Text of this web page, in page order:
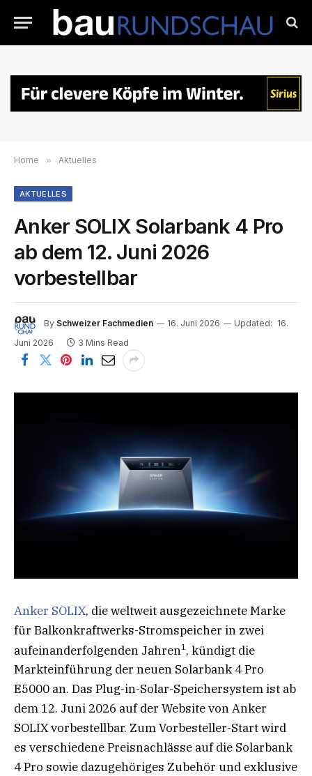
Home » Aktuelles
AKTUELLES
Anker SOLIX Solarbank 4 Pro
ab dem 12. Juni 2026
vorbestellbar
By Schweizer Fachmedien 16. Juni 2026 Updated: 16.
Juni 2026
3 Mins Read
Anker SOLIX, die weltweit ausgezeichnete Marke
für Balkonkraftwerks-Stromspeicher in zwei
aufeinanderfolgenden Jahren1 , kündigt die
Markteinführung der neuen Solarbank 4 Pro
E5000 an. Das Plug-in-Solar-Speichersystem ist ab
dem 12. Juni 2026 auf der Website von Anker
SOLIX vorbestellbar. Zum Vorbesteller-Start wird
es verschiedene Preisnachlässe auf die Solarbank
4 Pro sowie dazugehöriges Zubehör und exklusive